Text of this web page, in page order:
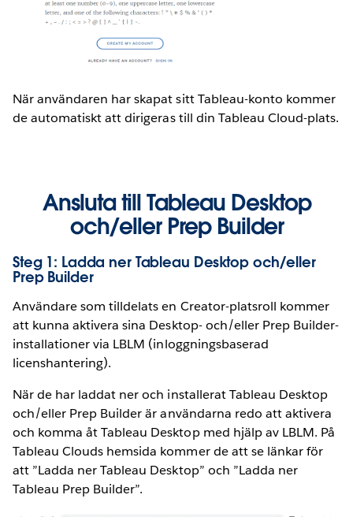
När användaren har skapat sitt Tableau-konto kommer
de automatiskt att dirigeras till din Tableau Cloud-plats.
Ansluta till Tableau Desktop
och/eller Prep Builder
Steg 1: Ladda ner Tableau Desktop och/eller
Prep Builder
Användare som tilldelats en Creator-platsroll kommer
att kunna aktivera sina Desktop- och/eller Prep Builder-
installationer via LBLM (inloggningsbaserad
licenshantering).
När de har laddat ner och installerat Tableau Desktop
och/eller Prep Builder är användarna redo att aktivera
och komma åt Tableau Desktop med hjälp av LBLM. På
Tableau Clouds hemsida kommer de att se länkar för
att ”Ladda ner Tableau Desktop” och ”Ladda ner
Tableau Prep Builder”.